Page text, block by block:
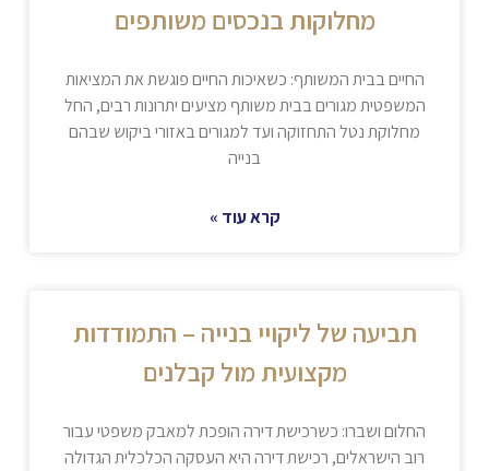
מחלוקות בנכסים משותפים
החיים בבית המשותף: כשאיכות החיים פוגשת את המציאות
המשפטית מגורים בבית משותף מציעים יתרונות רבים, החל
מחלוקת נטל התחזוקה ועד למגורים באזורי ביקוש שבהם
בנייה
קרא עוד »
תביעה של ליקויי בנייה – התמודדות
מקצועית מול קבלנים
החלום ושברו: כשרכישת דירה הופכת למאבק משפטי עבור
רוב הישראלים, רכישת דירה היא העסקה הכלכלית הגדולה